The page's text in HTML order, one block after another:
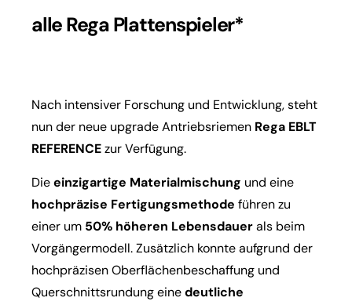
alle Rega Plattenspieler*
Nach intensiver Forschung und Entwicklung, steht
nun der neue upgrade Antriebsriemen Rega EBLT
REFERENCEzur Verfügung.
Dieeinzigartige Materialmischung und eine
hochpräzise Fertigungsmethode führen zu
einer um 50% höheren Lebensdauerals beim
Vorgängermodell. Zusätzlich konnte aufgrund der
hochpräzisen Oberflächenbeschaffung und
Querschnittsrundung einedeutliche